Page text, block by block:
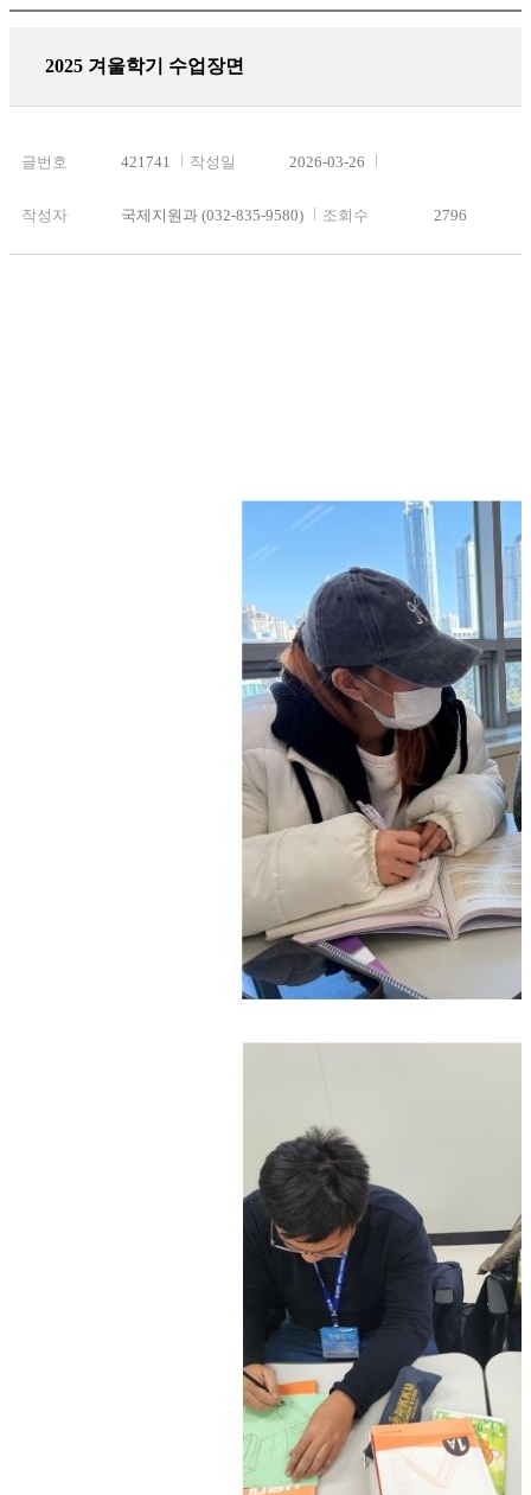
2025 겨울학기 수업장면
글번호 421741 작성일 2026-03-26
작성자 국제지원과 (032-835-9580) 조회수 2796